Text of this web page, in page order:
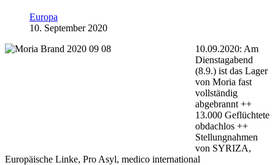
Europa
10. September 2020
10.09.2020: Am
Dienstagabend
(8.9.) ist das Lager
von Moria fast
vollständig
abgebrannt ++
13.000 Geflüchtete
obdachlos ++
Stellungnahmen
von SYRIZA,
Europäische Linke, Pro Asyl, medico international